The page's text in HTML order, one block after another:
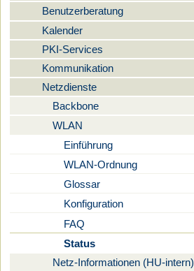
Benutzerberatung
Kalender
PKI-Services
Kommunikation
Netzdienste
Backbone
WLAN
Einführung
WLAN-Ordnung
Glossar
Konfiguration
FAQ
Status
Netz-Informationen (HU-intern)